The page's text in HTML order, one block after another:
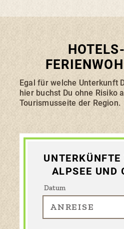
Egal für welche Unterkunft
hier buchst Du ohne Risiko
Tourismusseite der Region.
ALPSEE UND
Datum